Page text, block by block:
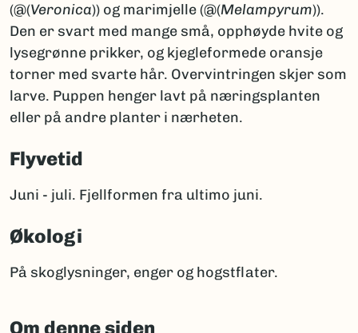
(@(Veronica)) og marimjelle (@(Melampyrum)).
Den er svart med mange små, opphøyde hvite og
lysegrønne prikker, og kjegleformede oransje
torner med svarte hår. Overvintringen skjer som
larve. Puppen henger lavt på næringsplanten
eller på andre planter i nærheten.
Flyvetid
Juni - juli. Fjellformen fra ultimo juni.
Økologi
På skoglysninger, enger og hogstflater.
Om denne siden